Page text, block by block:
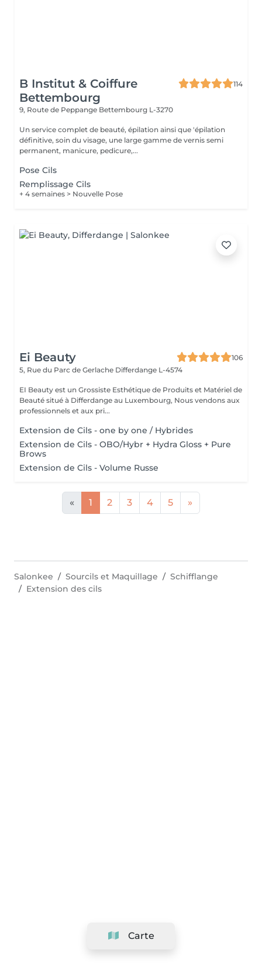
B Institut & Coiffure
Bettembourg
114
9, Route de Peppange Bettembourg L-3270
Un service complet de beauté, épilation ainsi que 'épilation
définitive, soin du visage, une large gamme de vernis semi
permanent, manicure, pedicure,...
Pose Cils
Remplissage Cils
+ 4 semaines > Nouvelle Pose
Ei Beauty
106
5, Rue du Parc de Gerlache Differdange L-4574
EI Beauty est un Grossiste Esthétique de Produits et Matériel de
Beauté situé à Differdange au Luxembourg, Nous vendons aux
professionnels et aux pri...
Extension de Cils - one by one / Hybrides
Extension de Cils - OBO/Hybr + Hydra Gloss + Pure
Brows
Extension de Cils - Volume Russe
« 1 2 3 4 5 »
Carte
Salonkee Sourcils et Maquillage
Schifflange
Extension des cils